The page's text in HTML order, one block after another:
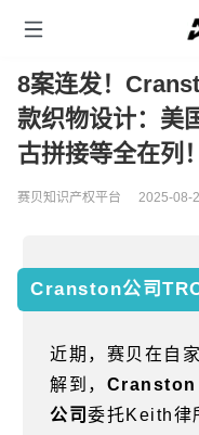
8案连发！
款织物设计：美
古拼接等全在列！
赛贝知识产权平台 2025-08-
Cranston公司
近期，赛贝在自
解到，
公司 委托Keith律